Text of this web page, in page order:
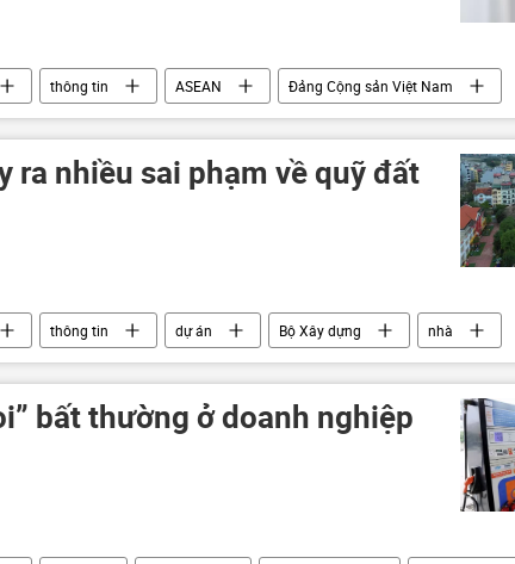
thông tin ASEAN
Đảng Cộng sản Việt Nam
Hoài Trung Tô Lâm Kim Jong-un
ra nhiều sai phạm về quỹ đất
thông tin dự án Bộ Xây dựng
nhà
Pháp luật vi phạm
bất thường ở doanh nghiệp